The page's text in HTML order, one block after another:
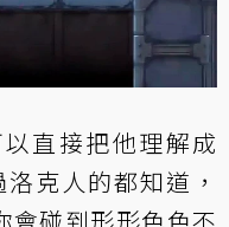
直接把他理解成
克人的都知道，